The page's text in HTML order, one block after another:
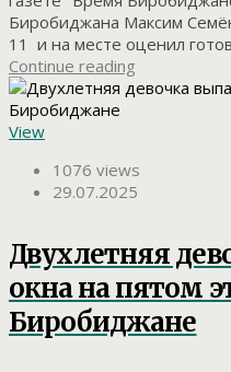
Биробиджана Максим
11 и на месте оценил
Continue reading
View
1076 views
29.07.2025
Двухлетняя
окна на пятом
Биробиджане